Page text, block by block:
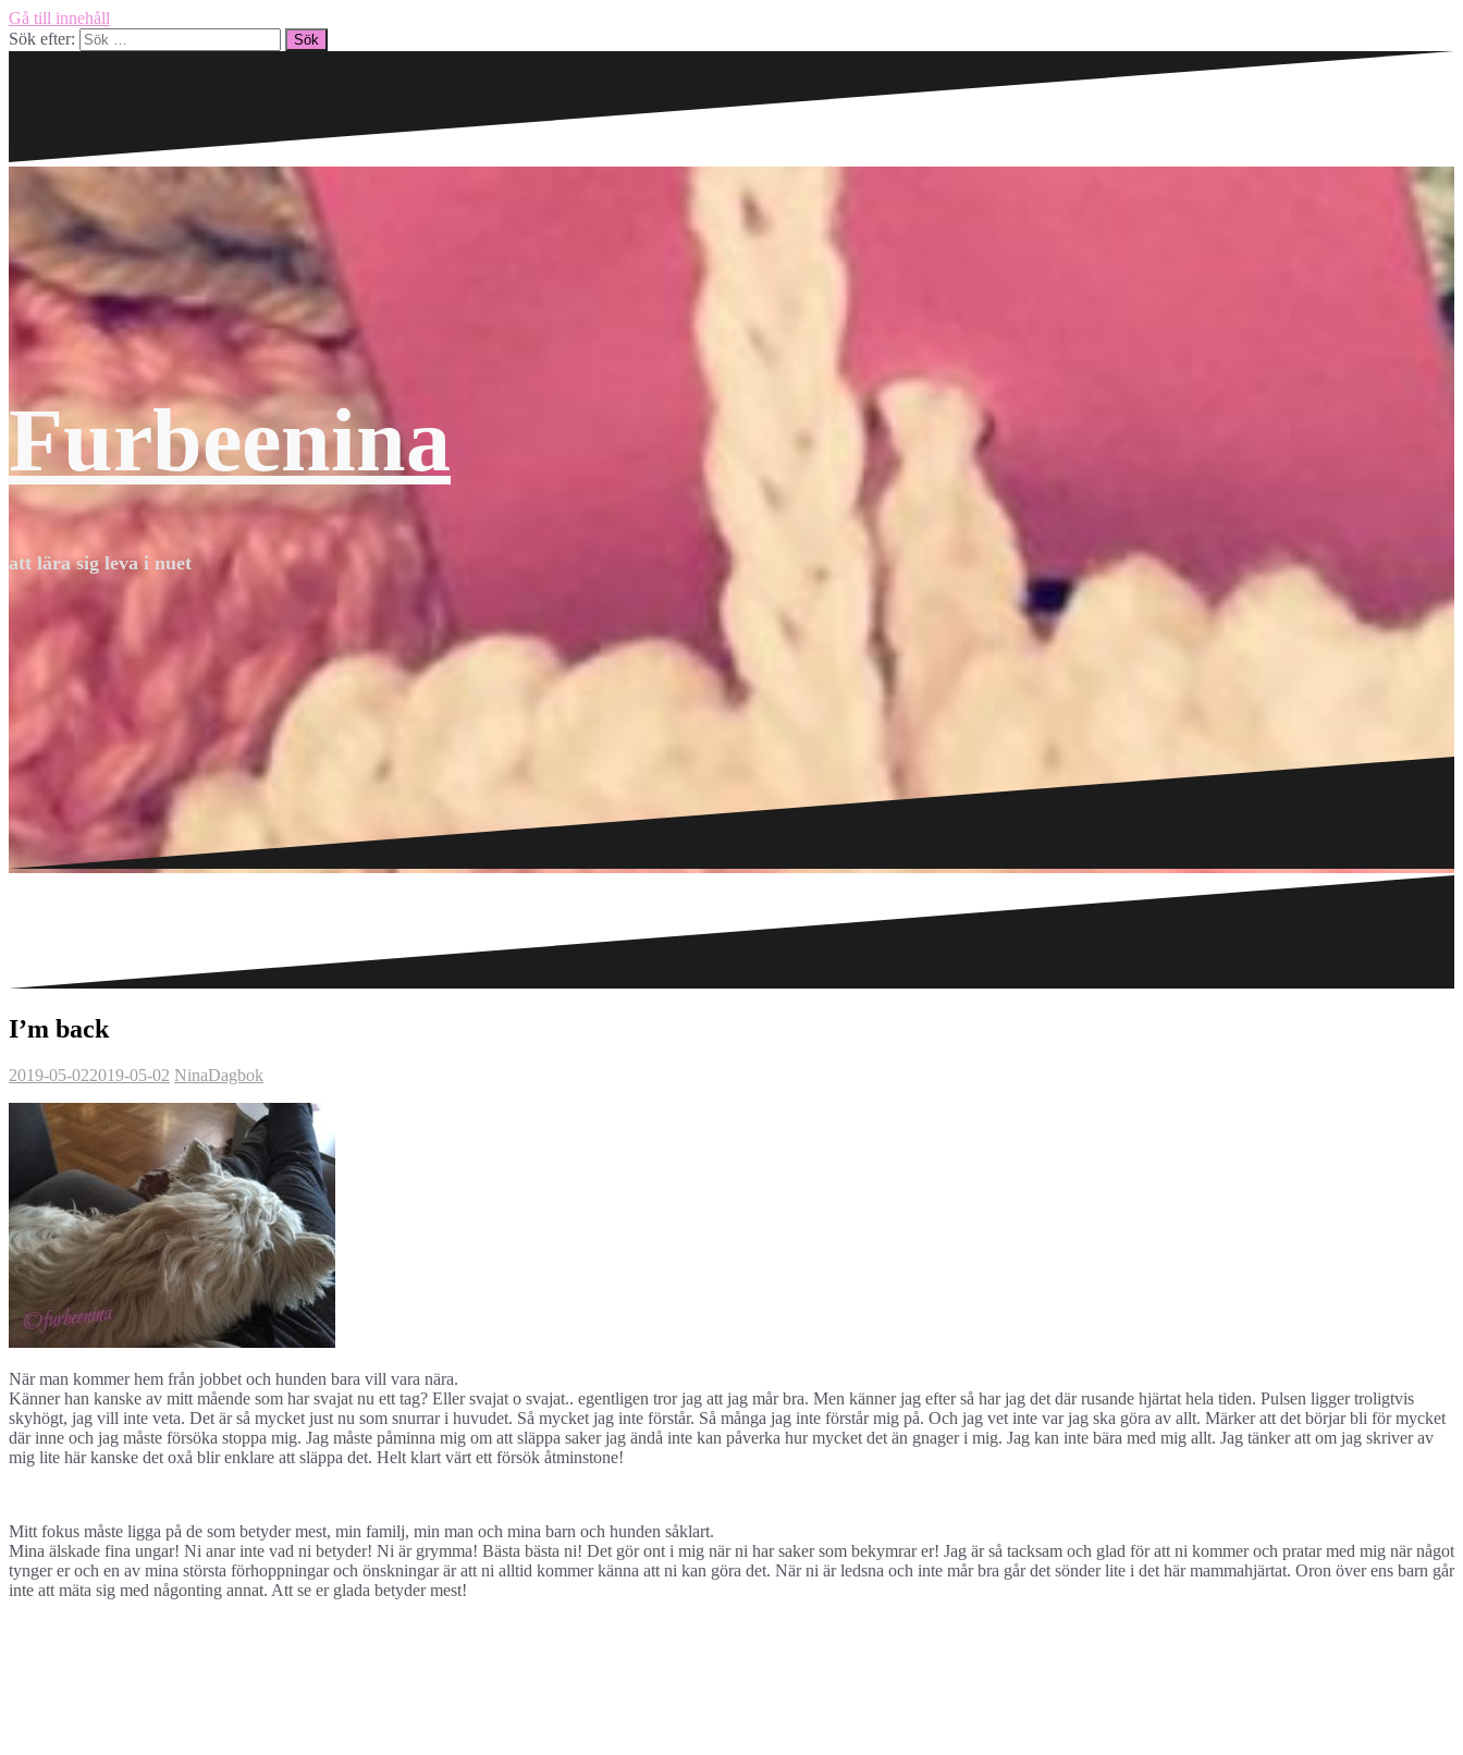
Gå till innehåll
Sök efter:
Furbeenina
att lära sig leva i nuet
I’m back
2019-05-022019-05-02 NinaDagbok
När man kommer hem från jobbet och hunden bara vill vara nära.
Känner han kanske av mitt mående som har svajat nu ett tag? Eller svajat o svajat.. egentligen tror jag att jag mår bra. Men känner jag efter så har jag det där rusande hjärtat hela tiden. Pulsen ligger troligtvis
skyhögt, jag vill inte veta. Det är så mycket just nu som snurrar i huvudet. Så mycket jag inte förstår. Så många jag inte förstår mig på. Och jag vet inte var jag ska göra av allt. Märker att det börjar bli för mycket
där inne och jag måste försöka stoppa mig. Jag måste påminna mig om att släppa saker jag ändå inte kan påverka hur mycket det än gnager i mig. Jag kan inte bära med mig allt. Jag tänker att om jag skriver av
mig lite här kanske det oxå blir enklare att släppa det. Helt klart värt ett försök åtminstone!
Mitt fokus måste ligga på de som betyder mest, min familj, min man och mina barn och hunden såklart.
Mina älskade fina ungar! Ni anar inte vad ni betyder! Ni är grymma! Bästa bästa ni! Det gör ont i mig när ni har saker som bekymrar er! Jag är så tacksam och glad för att ni kommer och pratar med mig när något
tynger er och en av mina största förhoppningar och önskningar är att ni alltid kommer känna att ni kan göra det. När ni är ledsna och inte mår bra går det sönder lite i det här mammahjärtat. Oron över ens barn går
inte att mäta sig med någonting annat. Att se er glada betyder mest!